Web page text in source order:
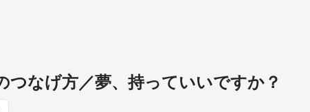
つなげ方／夢、持っていいですか？